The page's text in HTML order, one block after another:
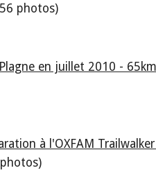
photos)
en juillet 2010 -
à l'OXFAM